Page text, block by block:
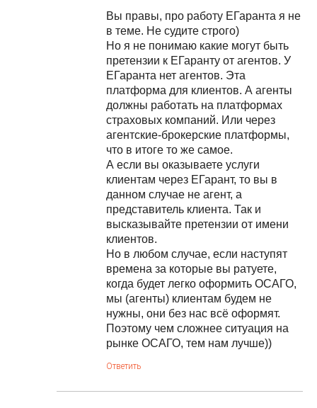
Вы правы, про работу ЕГаранта я не
в теме. Не судите строго)
Но я не понимаю какие могут быть
претензии к ЕГаранту от агентов. У
ЕГаранта нет агентов. Эта
платформа для клиентов. А агенты
должны работать на платформах
страховых компаний. Или через
агентские-брокерские платформы,
что в итоге то же самое.
А если вы оказываете услуги
клиентам через ЕГарант, то вы в
данном случае не агент, а
представитель клиента. Так и
высказывайте претензии от имени
клиентов.
Но в любом случае, если наступят
времена за которые вы ратуете,
когда будет легко оформить ОСАГО,
мы (агенты) клиентам будем не
нужны, они без нас всё оформят.
Поэтому чем сложнее ситуация на
рынке ОСАГО, тем нам лучше))
Ответить